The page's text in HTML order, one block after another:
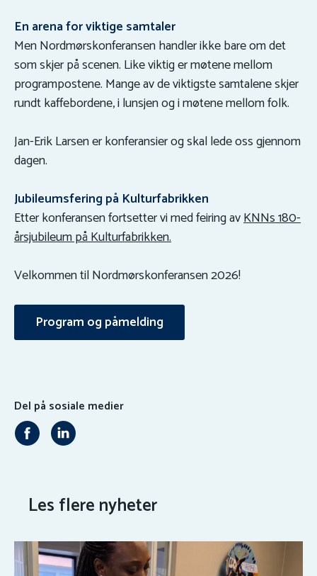
En arena for viktige samtaler
Men Nordmørskonferansen handler ikke bare om det
som skjer på scenen. Like viktig er møtene mellom
programpostene. Mange av de viktigste samtalene skjer
rundt kaffebordene, i lunsjen og i møtene mellom folk.
Jan-Erik Larsen er konferansier og skal lede oss gjennom
dagen.
Jubileumsfering på Kulturfabrikken
Etter konferansen fortsetter vi med feiring avKNNs 180-
årsjubileum på Kulturfabrikken.
Velkommen til Nordmørskonferansen 2026!
Program og påmelding
Del på sosiale medier
Les flere nyheter